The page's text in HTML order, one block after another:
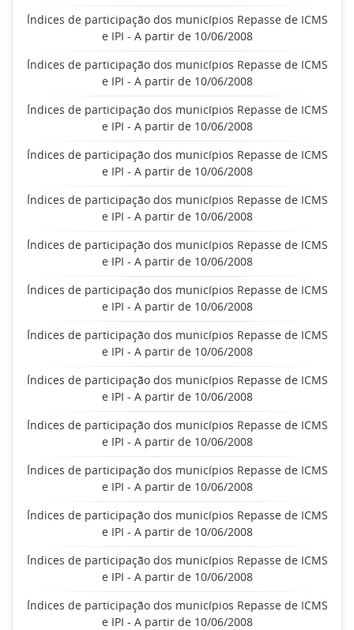
Índices de participação dos municípios Repasse de ICMS
e IPI - A partir de 10/06/2008
Índices de participação dos municípios Repasse de ICMS
e IPI - A partir de 10/06/2008
Índices de participação dos municípios Repasse de ICMS
e IPI - A partir de 10/06/2008
Índices de participação dos municípios Repasse de ICMS
e IPI - A partir de 10/06/2008
Índices de participação dos municípios Repasse de ICMS
e IPI - A partir de 10/06/2008
Índices de participação dos municípios Repasse de ICMS
e IPI - A partir de 10/06/2008
Índices de participação dos municípios Repasse de ICMS
e IPI - A partir de 10/06/2008
Índices de participação dos municípios Repasse de ICMS
e IPI - A partir de 10/06/2008
Índices de participação dos municípios Repasse de ICMS
e IPI - A partir de 10/06/2008
Índices de participação dos municípios Repasse de ICMS
e IPI - A partir de 10/06/2008
Índices de participação dos municípios Repasse de ICMS
e IPI - A partir de 10/06/2008
Índices de participação dos municípios Repasse de ICMS
e IPI - A partir de 10/06/2008
Índices de participação dos municípios Repasse de ICMS
e IPI - A partir de 10/06/2008
Índices de participação dos municípios Repasse de ICMS
e IPI - A partir de 10/06/2008